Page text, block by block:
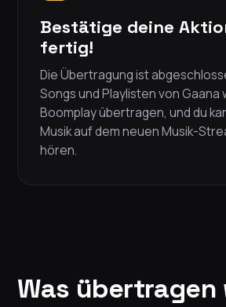
Bestätige deine
fertig!
Die Übertragung ist
Songs und Playlisten von Gaana
Boomplay übertragen, und du
Musik auf dem neuen Musik-
hören.
Was übertragen